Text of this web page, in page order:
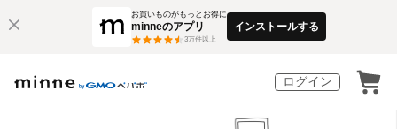
お買いものがもっとお得に
minneのアプリ
3万件以上
インストールする
ログイン